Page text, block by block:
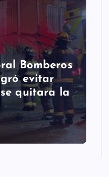
Bomberos
evitar
quitara la